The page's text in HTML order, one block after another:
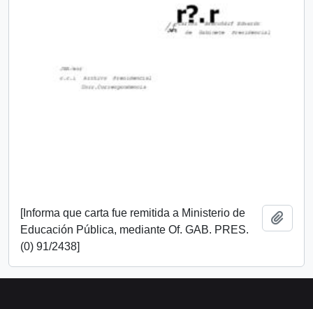
[Informa que carta fue remitida a Ministerio de
Educación Pública, mediante Of. GAB. PRES.
(0) 91/2438]